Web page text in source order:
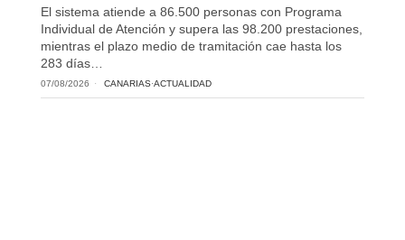
El sistema atiende a 86.500 personas con Programa
Individual de Atención y supera las 98.200 prestaciones,
mientras el plazo medio de tramitación cae hasta los
283 días…
07/08/2026 CANARIAS·ACTUALIDAD